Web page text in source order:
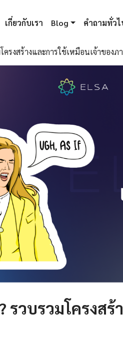
เกี่ยวกับเรา Blog คำถามทั่ว
ครงสร้างและการใช้เหมือนเจ้าของภ
รวบรวมโครงส